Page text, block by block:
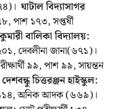
ঘাটাল বিদ্যাসাগর
পাশ ১৭৩, সপ্তর্ষী
বালিকা বিদ্যালয়:
দেবলীনা জানা(৬৭১)।
৯৯, পাশ ৯৯, সায়ন্তন
চিত্তরঞ্জন হাইস্কুল:
১১৪, অনিক আদক (৬৬৯)।